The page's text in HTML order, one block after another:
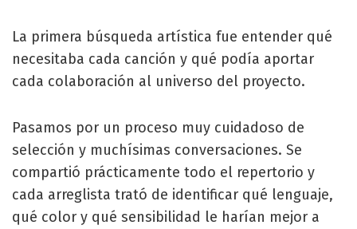
La primera búsqueda artística fue entender qué
necesitaba cada canción y qué podía aportar
cada colaboración al universo del proyecto.
Pasamos por un proceso muy cuidadoso de
selección y muchísimas conversaciones. Se
compartió prácticamente todo el repertorio y
cada arreglista trató de identificar qué lenguaje,
qué color y qué sensibilidad le harían mejor a